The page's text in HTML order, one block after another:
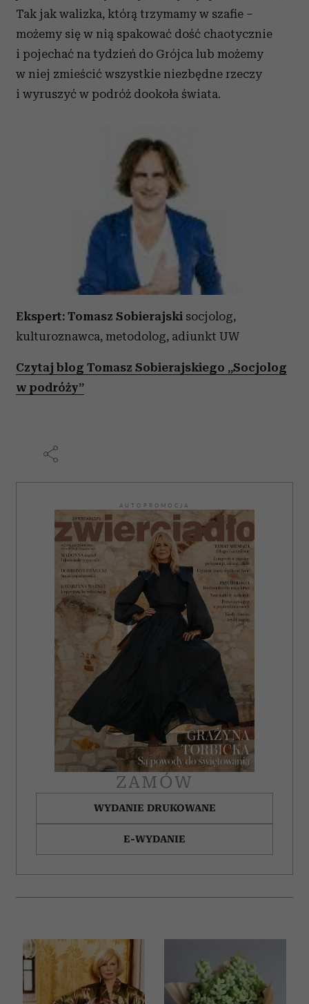
Tak jak walizka, którą trzymamy w szafie –
możemy się w nią spakować dość chaotycznie
i pojechać na tydzień do Grójca lub możemy
w niej zmieścić wszystkie niezbędne rzeczy
i wyruszyć w podróż dookoła świata.
Ekspert: Tomasz Sobierajski socjolog,
kulturoznawca, metodolog, adiunkt UW
Czytaj blog Tomasz Sobierajskiego „Socjolog
w podróży”
AUTOPROMOCJA
ZAMÓW
WYDANIE DRUKOWANE
E-WYDANIE